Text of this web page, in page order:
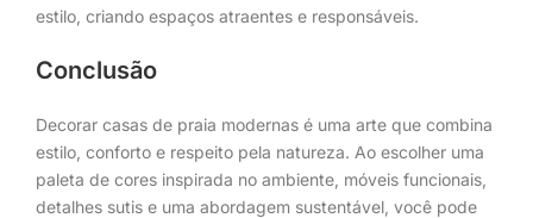
estilo, criando espaços atraentes e responsáveis.
Conclusão
Decorar casas de praia modernas é uma arte que combina
estilo, conforto e respeito pela natureza. Ao escolher uma
paleta de cores inspirada no ambiente, móveis funcionais,
detalhes sutis e uma abordagem sustentável, você pode